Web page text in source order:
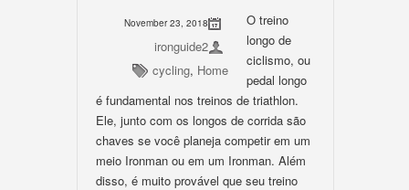
November 23, 2018
ironguide2
cycling, Home
O treino
longo de
ciclismo, ou
pedal longo
é fundamental nos treinos de triathlon.
Ele, junto com os longos de corrida são
chaves se você planeja competir em um
meio Ironman ou em um Ironman. Além
disso, é muito provável que seu treino